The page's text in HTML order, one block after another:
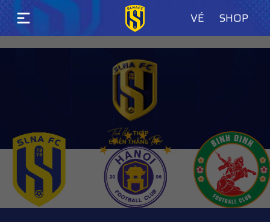
VÉ SHOP
LASTEST WORKS